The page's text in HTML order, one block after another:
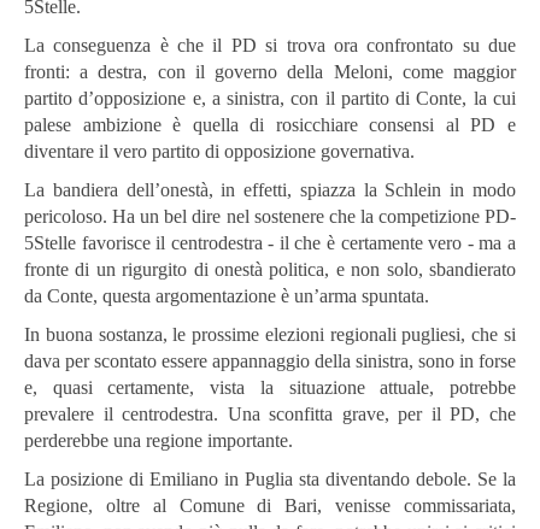
5Stelle.
La conseguenza è che il PD si trova ora confrontato su due
fronti: a destra, con il governo della Meloni, come maggior
partito d’opposizione e, a sinistra, con il partito di Conte, la cui
palese ambizione è quella di rosicchiare consensi al PD e
diventare il vero partito di opposizione governativa.
La bandiera dell’onestà, in effetti, spiazza la Schlein in modo
pericoloso. Ha un bel dire nel sostenere che la competizione PD-
5Stelle favorisce il centrodestra - il che è certamente vero - ma a
fronte di un rigurgito di onestà politica, e non solo, sbandierato
da Conte, questa argomentazione è un’arma spuntata.
In buona sostanza, le prossime elezioni regionali pugliesi, che si
dava per scontato essere appannaggio della sinistra, sono in forse
e, quasi certamente, vista la situazione attuale, potrebbe
prevalere il centrodestra. Una sconfitta grave, per il PD, che
perderebbe una regione importante.
La posizione di Emiliano in Puglia sta diventando debole. Se la
Regione, oltre al Comune di Bari, venisse commissariata,